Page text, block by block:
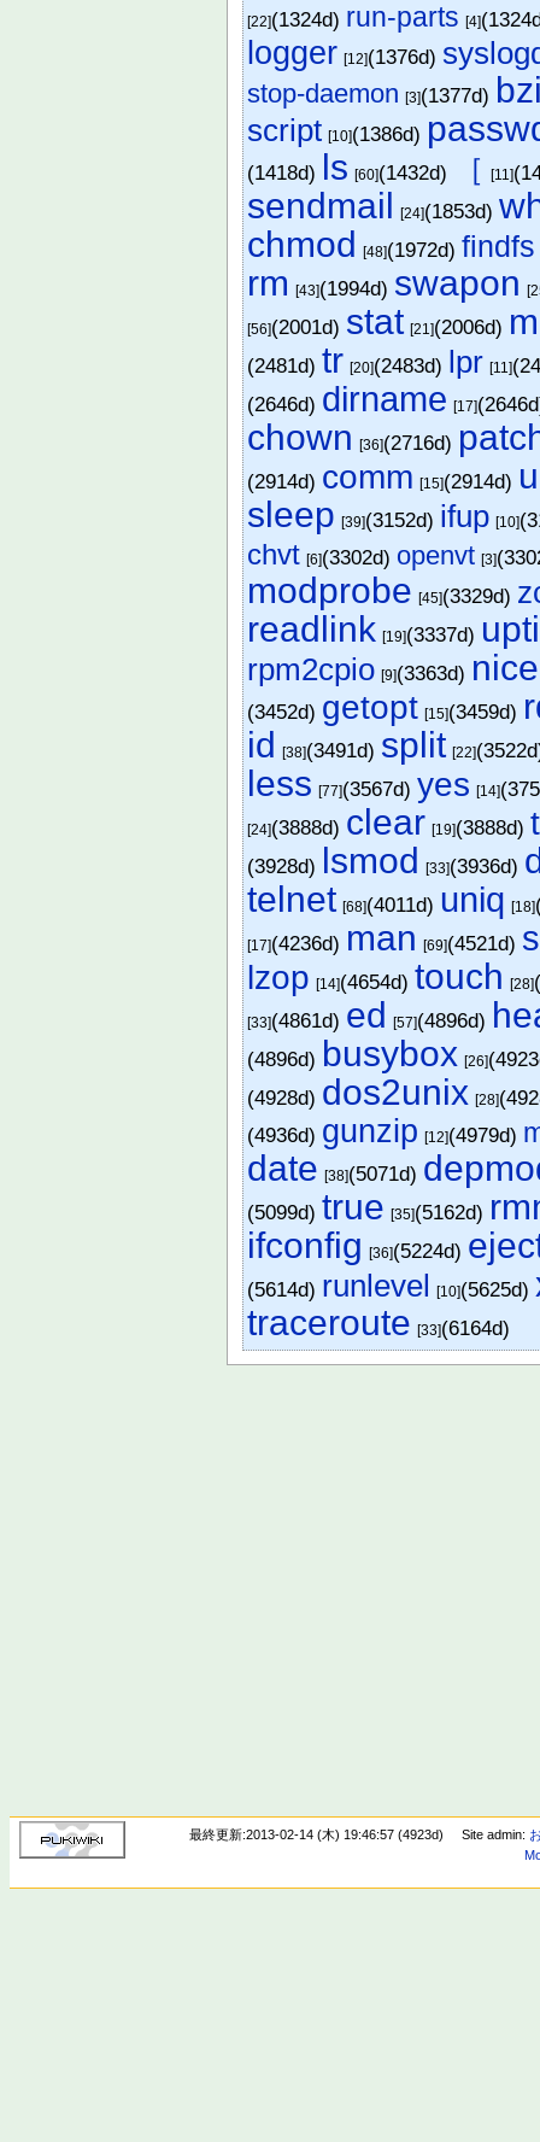
[22](1324d) run-parts [4]
logger [12](1376d)
stop-daemon [3](1377d)
script [10](1386d)
(1418d) ls [60](1432d) ［ [11]
sendmail [24](1853d)
chmod
[48](1972d)findfs
rm [43](1994d) swapon
[56](2001d) stat [21](2006d)
(2481d) tr [20](2483d) lpr [11]
(2646d) dirname [17]
chown [36](2716d)
(2914d) comm [15](2914d)
sleep [39](3152d) ifup [10]
chvt [6](3302d) openvt [3]
modprobe [45](3329d)
readlink [19](3337d)
rpm2cpio [9](3363d) nice
(3452d) getopt [15](3459d)
id
[38](3491d) split [22]
less [77](3567d) yes [14]
[24](3888d) clear [19](3888d)
(3928d) lsmod [33](3936d)
telnet [68](4011d) uniq [18]
[17](4236d) man [69](4521d)
lzop [14](4654d) touch [28]
[33](4861d) ed [57](4896d)
(4896d) busybox [26]
(4928d) dos2unix [28]
(4936d) gunzip [12](4979d)
date [38](5071d)
(5099d) true [35](5162d)
ifconfig [36](5224d)
(5614d) runlevel [10](5625d)
traceroute [33](6164d)
最終更新:2013-02-14 (木) 19:46:57 (4923d) Site admin: